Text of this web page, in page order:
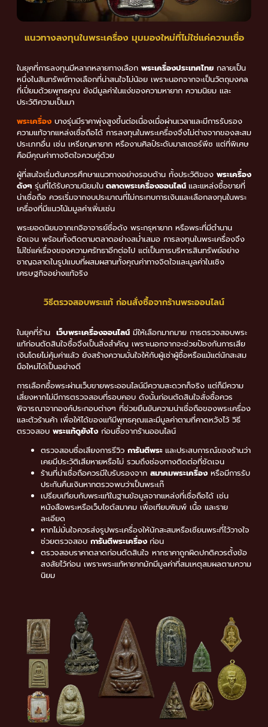
แนวทางลงทุนในพระเครื่อง มุมมองใหม่ที่ไม่ใช่แค่ความเชื่อ
ในยุคที่การลงทุนมีหลากหลายทางเลือก พระเครื่องประเทศไทย กลายเป็น
หนึ่งในสินทรัพย์ทางเลือกที่น่าสนใจไม่น้อย เพราะนอกจากจะเป็นวัตถุมงคล
ที่เปี่ยมด้วยพุทธคุณ ยังมีมูลค่าในแง่ของความหายาก ความนิยม และ
ประวัติความเป็นมา
พระเครื่อง บางรุ่นมีราคาพุ่งสูงขึ้นต่อเนื่องเมื่อผ่านเวลาและมีการรับรอง
ความแท้จากแหล่งเชื่อถือได้ การลงทุนในพระเครื่องจึงไม่ต่างจากของสะสม
ประเภทอื่น เช่น เหรียญหายาก หรืองานศิลป์ระดับมาสเตอร์พีซ แต่ที่พิเศษ
คือมีคุณค่าทางจิตใจควบคู่ด้วย
ผู้ที่สนใจเริ่มต้นควรศึกษาแนวทางอย่างรอบด้าน ทั้งประวัติของ พระเครื่อง
ดังๆ รุ่นที่ได้รับความนิยมใน ตลาดพระเครื่องออนไลน์ และแหล่งซื้อขายที่
น่าเชื่อถือ ควรเริ่มจากงบประมาณที่ไม่กระทบการเงินและเลือกลงทุนในพระ
เครื่องที่มีแนวโน้มมูลค่าเพิ่มเช่น
พระยอดนิยมจากเกจิอาจารย์ชื่อดัง พระกรุหายาก หรือพระที่มีตำนาน
ชัดเจน พร้อมทั้งติดตามตลาดอย่างสม่ำเสมอ การลงทุนในพระเครื่องจึง
ไม่ใช่แค่เรื่องของความศรัทธาอีกต่อไป แต่เป็นการบริหารสินทรัพย์อย่าง
ชาญฉลาดในรูปแบบที่ผสมผสานทั้งคุณค่าทางจิตใจและมูลค่าในเชิง
เศรษฐกิจอย่างแท้จริง
วิธีตรวจสอบพระแท้ ก่อนสั่งซื้อจากร้านพระออนไลน์
ในยุคที่ร้าน เว็บพระเครื่องออนไลน์ มีให้เลือกมากมาย การตรวจสอบพระ
แท้ก่อนตัดสินใจซื้อจึงเป็นสิ่งสำคัญ เพราะนอกจากจะช่วยป้องกันการเสีย
เงินโดยไม่คุ้มค่าแล้ว ยังสร้างความมั่นใจให้กับผู้เช่าผู้ซื้อหรือแม้แต่นักสะสม
มือใหม่ได้เป็นอย่างดี
การเลือกซื้อพระผ่านเว็บขายพระออนไลน์มีความสะดวกก็จริง แต่ก็มีความ
เสี่ยงหากไม่มีการตรวจสอบที่รอบคอบ ดังนั้นก่อนตัดสินใจสั่งซื้อควร
พิจารณาจากองค์ประกอบต่างๆ ที่ช่วยยืนยันความน่าเชื่อถือของพระเครื่อง
และตัวร้านค้า เพื่อให้ได้ของแท้มีพุทธคุณและมีมูลค่าตามที่คาดหวังไว้ วิธี
ตรวจสอบ พระแท้ดูยังไง ก่อนซื้อจากร้านออนไลน์
ตรวจสอบชื่อเสียงการรีวิว การันตีพระ และประสบการณ์ของร้านว่า
เคยมีประวัติเสียหายหรือไม่ รวมถึงช่องทางติดต่อที่ชัดเจน
ร้านที่น่าเชื่อถือควรมีใบรับรองจาก สมาคมพระเครื่อง หรือมีการรับ
ประกันคืนเงินหากตรวจพบว่าเป็นพระเก๊
เปรียบเทียบกับพระแท้ในฐานข้อมูลจากแหล่งที่เชื่อถือได้ เช่น
หนังสือพระหรือเว็บไซต์สมาคม เพื่อเทียบพิมพ์ เนื้อ และราย
ละเอียด
หากไม่มั่นใจควรส่งรูปพระเครื่องให้นักสะสมหรือเซียนพระที่ไว้วางใจ
ช่วยตรวจสอบ การันตีพระเครื่อง ก่อน
ตรวจสอบราคาตลาดก่อนตัดสินใจ หากราคาถูกผิดปกติควรตั้งข้อ
สงสัยไว้ก่อน เพราะพระแท้หายากมักมีมูลค่าที่สมเหตุสมผลตามความ
นิยม